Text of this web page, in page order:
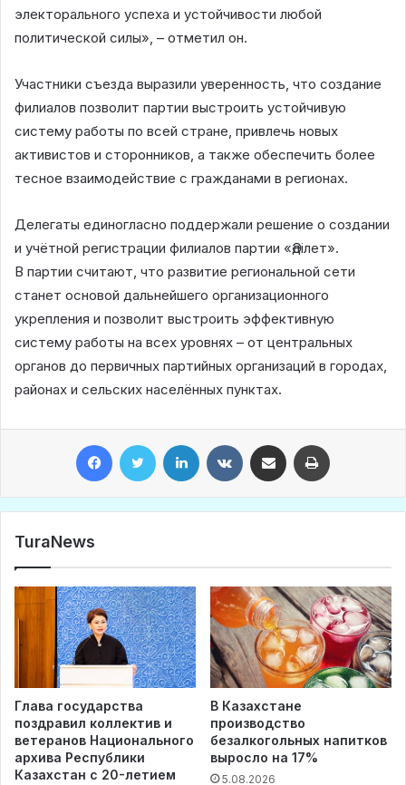
электорального успеха и устойчивости любой
политической силы», – отметил он.
Участники съезда выразили уверенность, что создание
филиалов позволит партии выстроить устойчивую
систему работы по всей стране, привлечь новых
активистов и сторонников, а также обеспечить более
тесное взаимодействие с гражданами в регионах.
Делегаты единогласно поддержали решение о создании
и учётной регистрации филиалов партии «Әділет».
В партии считают, что развитие региональной сети
станет основой дальнейшего организационного
укрепления и позволит выстроить эффективную
систему работы на всех уровнях – от центральных
органов до первичных партийных организаций в городах,
районах и сельских населённых пунктах.
TuraNews
Глава государства
поздравил коллектив и
ветеранов Национального
архива Республики
Казахстан с 20-летием
В Казахстане
производство
безалкогольных напитков
выросло на 17%
5.08.2026